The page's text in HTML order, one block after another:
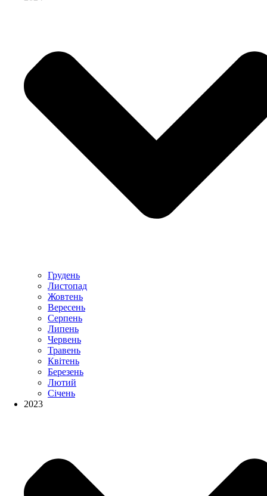
Грудень
Листопад
Жовтень
Вересень
Серпень
Липень
Червень
Травень
Квітень
Березень
Лютий
Січень
2023